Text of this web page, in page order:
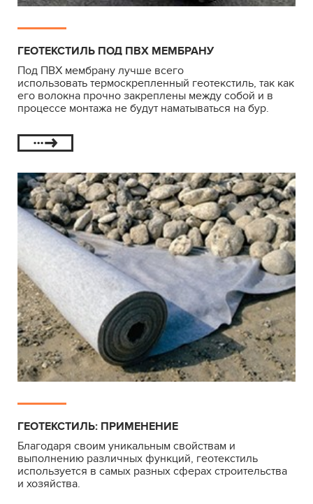
ГЕОТЕКСТИЛЬ ПОД ПВХ МЕМБРАНУ
Под ПВХ мембрану лучше всего
использовать термоскрепленный геотекстиль, так как
его волокна прочно закреплены между собой и в
процессе монтажа не будут наматываться на бур.
ГЕОТЕКСТИЛЬ: ПРИМЕНЕНИЕ
Благодаря своим уникальным свойствам и
выполнению различных функций, геотекстиль
используется в самых разных сферах строительства
и хозяйства.